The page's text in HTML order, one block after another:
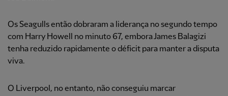
Os Seagulls então dobraram a liderança no segundo tempo
com Harry Howell no minuto 67, embora James Balagizi
tenha reduzido rapidamente o déficit para manter a disputa
viva.
O Liverpool, no entanto, não conseguiu marcar